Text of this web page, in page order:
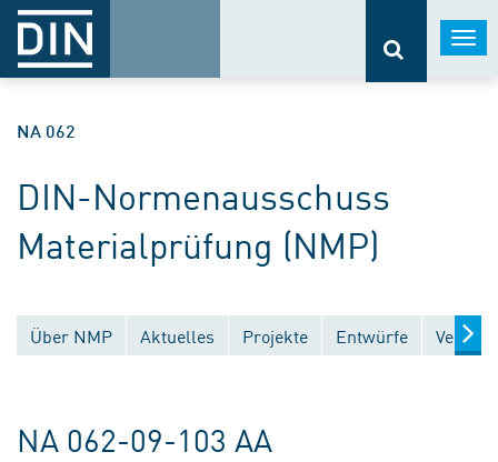
NA 062
DIN-Normenausschuss
Materialprüfung (NMP)
Über NMP Aktuelles Projekte Entwürfe
NA 062-09-103 AA